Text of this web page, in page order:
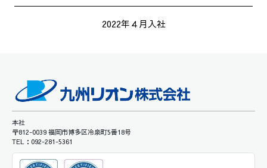
2022年４月入社
本社
〒812-0039 福岡市博多区冷泉町5番18号
TEL：092-281-5361